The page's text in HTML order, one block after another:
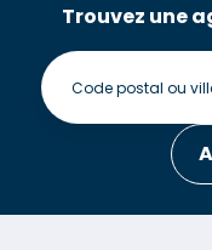
Trouvez une